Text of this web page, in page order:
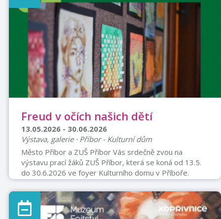
Freud v očích našich dětí
13.05.2026 - 30.06.2026
Výstava, galerie · Příbor - Kulturní dům
Město Příbor a ZUŠ Příbor Vás srdečně zvou na
výstavu prací žáků ZUŠ Příbor, která se koná od 13.5.
do 30.6.2026 ve foyer Kulturního domu v Příboře.